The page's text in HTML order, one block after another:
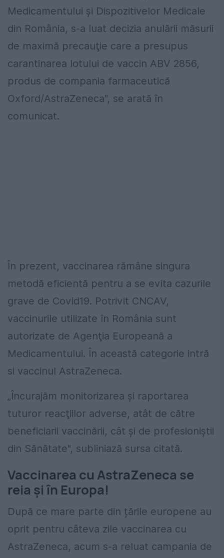
Medicamentului şi Dispozitivelor Medicale
din România, s-a luat decizia anulării măsurii
de maximă precauţie care a presupus
carantinarea lotului de vaccin ABV 2856,
produs de compania farmaceutică
Oxford/AstraZeneca", se arată în
comunicat.
În prezent, vaccinarea rămâne singura
metodă eficientă pentru a se evita cazurile
grave de Covid19. Potrivit CNCAV,
vaccinurile utilizate în România sunt
autorizate de Agenţia Europeană a
Medicamentului. În această categorie intră
si vaccinul AstraZeneca.
„Încurajăm monitorizarea şi raportarea
tuturor reacţiilor adverse, atât de către
beneficiarii vaccinării, cât şi de profesioniştii
din Sănătate", subliniază sursa citată.
Vaccinarea cu AstraZeneca se
reia și în Europa!
După ce mare parte din țările europene au
oprit pentru câteva zile vaccinarea cu
AstraZeneca, acum s-a reluat campania de